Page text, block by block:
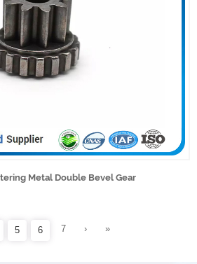
Metal Double Bevel Gear
5 6 7 › »